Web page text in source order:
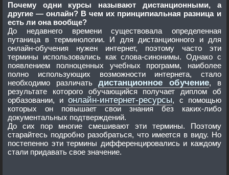
Почему одни курсы называют дистанционными, а
другие — онлайн? В чем их принципиальная разница и
есть ли она вообще?
До недавнего времени существовала определенная
путаница в терминологии. И для дистанционного и для
онлайн-обучения нужен интернет, поэтому часто эти
термины использовались как слова-синонимы. Однако с
появлением полноценных учебных программ, наиболее
полно использующих возможности интернета, стало
необходимо различать дистанционное обучение, в
результате которого обучающийся получает диплом об
орбазовании, и онлайн-интернет-ресурсы, с помощью
которых он повышает свои знания без каких-либо
документальных подтверждений.
До сих пор многие смешивают эти термины. Поэтому
старайтесь подробно разобраться, что имеется в виду. Но
постепенно эти термины дифференцировались и каждому
стали придавать свое значение.